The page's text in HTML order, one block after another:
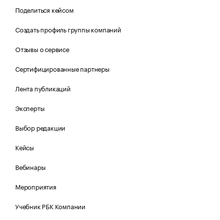
Поделиться кейсом
Создать профиль группы компаний
Отзывы о сервисе
Сертифицированные партнеры
Лента публикаций
Эксперты
Выбор редакции
Кейсы
Вебинары
Мероприятия
Учебник РБК Компании